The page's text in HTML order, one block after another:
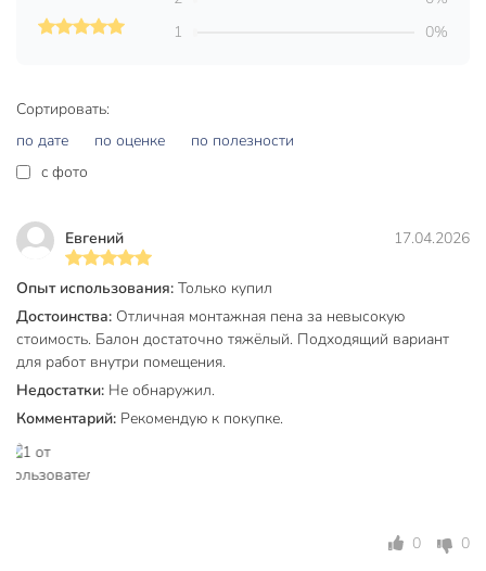
Минимальная температура
эксплуатации, °C
эксплуатации, °C
Выход, л
Время полного высыхания, ч
Бренд
Страна производства
Способ выпуска из баллона
пистолет
Особенности
Область применения
Сортировать:
по дате
по оценке
по полезности
c фото
Евгений 17.04.2026
Опыт использования: Только купил
Достоинства: Отличная монтажная пена за невысокую
стоимость. Балон достаточно тяжёлый. Подходящий вариант
для работ внутри помещения.
Недостатки: Не обнаружил.
Комментарий: Рекомендую к покупке.
0 0
1
0%